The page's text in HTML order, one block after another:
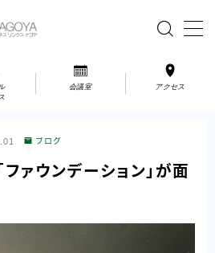
会議室 アクセス
ブログ
ァウンデーション」が面